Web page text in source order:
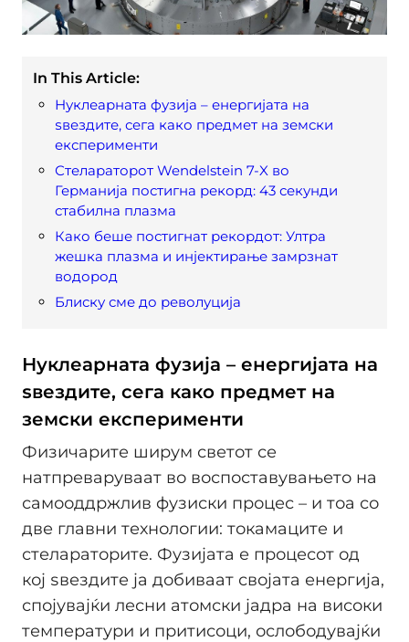
In This Article:
Нуклеарната фузија – енергијата на
ѕвездите, сега како предмет на земски
експерименти
Стелараторот Wendelstein 7-X во
Германија постигна рекорд: 43 секунди
стабилна плазма
Како беше постигнат рекордот: Ултра
жешка плазма и инјектирање замрзнат
водород
Блиску сме до револуција
Нуклеарната фузија – енергијата на
ѕвездите, сега како предмет на
земски експерименти
Физичарите ширум светот се
натпреваруваат во воспоставувањето на
самооддржлив фузиски процес – и тоа со
две главни технологии: токамаците и
стелараторите. Фузијата е процесот од
кој ѕвездите ја добиваат својата енергија,
спојувајќи лесни атомски јадра на високи
температури и притисоци, ослободувајќи